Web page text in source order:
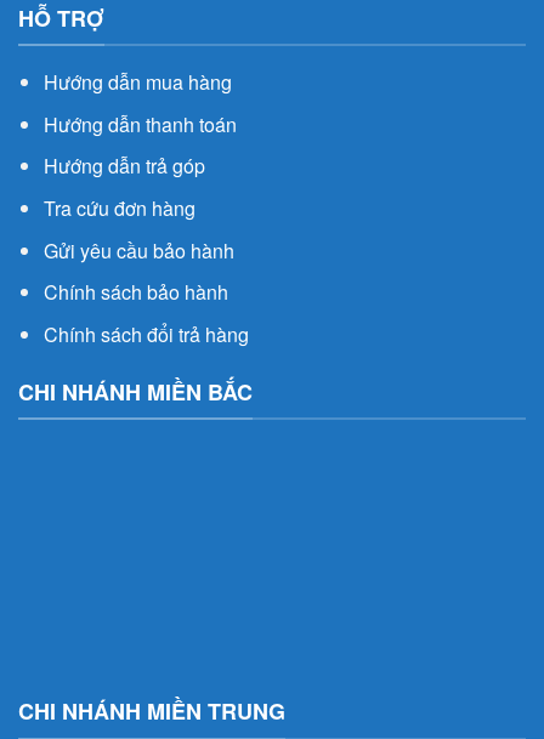
HỖ TRỢ
Hướng dẫn mua hàng
Hướng dẫn thanh toán
Hướng dẫn trả góp
Tra cứu đơn hàng
Gửi yêu cầu bảo hành
Chính sách bảo hành
Chính sách đổi trả hàng
CHI NHÁNH MIỀN BẮC
CHI NHÁNH MIỀN TRUNG